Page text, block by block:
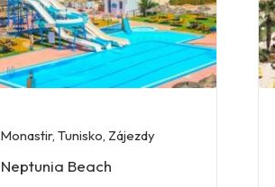
Monastir, Tunisko, Zájezdy
Neptunia Beach